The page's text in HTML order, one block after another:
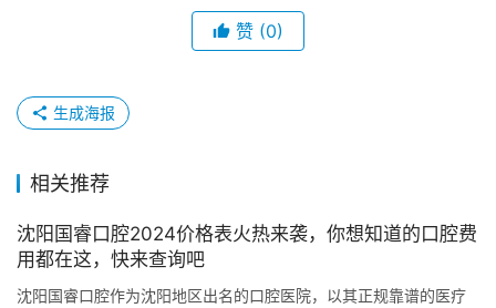
赞 (0)
生成海报
相关推荐
沈阳国睿口腔2024价格表火热来袭，你想知道的口腔费
用都在这，快来查询吧
沈阳国睿口腔作为沈阳地区出名的口腔医院，以其正规靠谱的医疗